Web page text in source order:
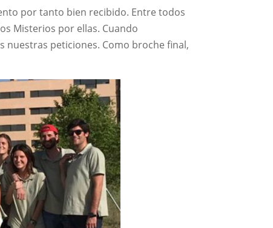
por tanto bien recibido. Entre todos
Misterios por ellas. Cuando
nuestras peticiones. Como broche final,